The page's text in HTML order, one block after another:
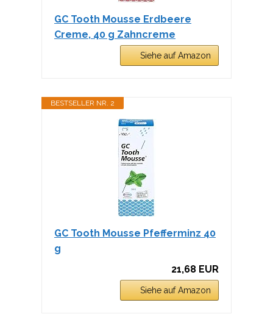
GC Tooth Mousse Erdbeere
Creme, 40 g Zahncreme
Siehe auf Amazon
BESTSELLER NR. 2
GC Tooth Mousse Pfefferminz 40
g
21,68 EUR
Siehe auf Amazon